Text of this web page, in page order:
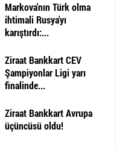
Markova'nın Türk olma
ihtimali Rusya'yı
karıştırdı:...
Ziraat Bankkart CEV
Şampiyonlar Ligi yarı
finalinde...
Ziraat Bankkart Avrupa
üçüncüsü oldu!